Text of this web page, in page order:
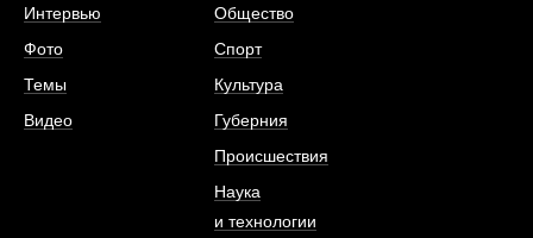
Интервью
Фото
Темы
Видео
Общество
Спорт
Культура
Губерния
Происшествия
Наука
и технологии